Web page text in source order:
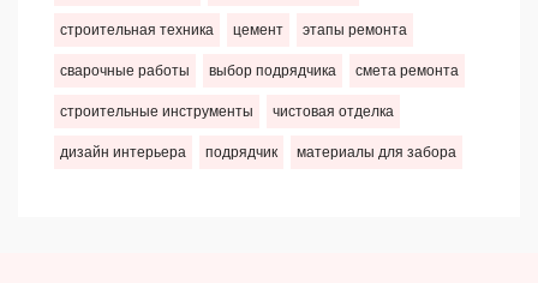
строительная техника цемент этапы ремонта
сварочные работы выбор подрядчика смета ремонта
строительные инструменты чистовая отделка
дизайн интерьера подрядчик материалы для забора